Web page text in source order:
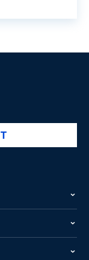
swiss-national-